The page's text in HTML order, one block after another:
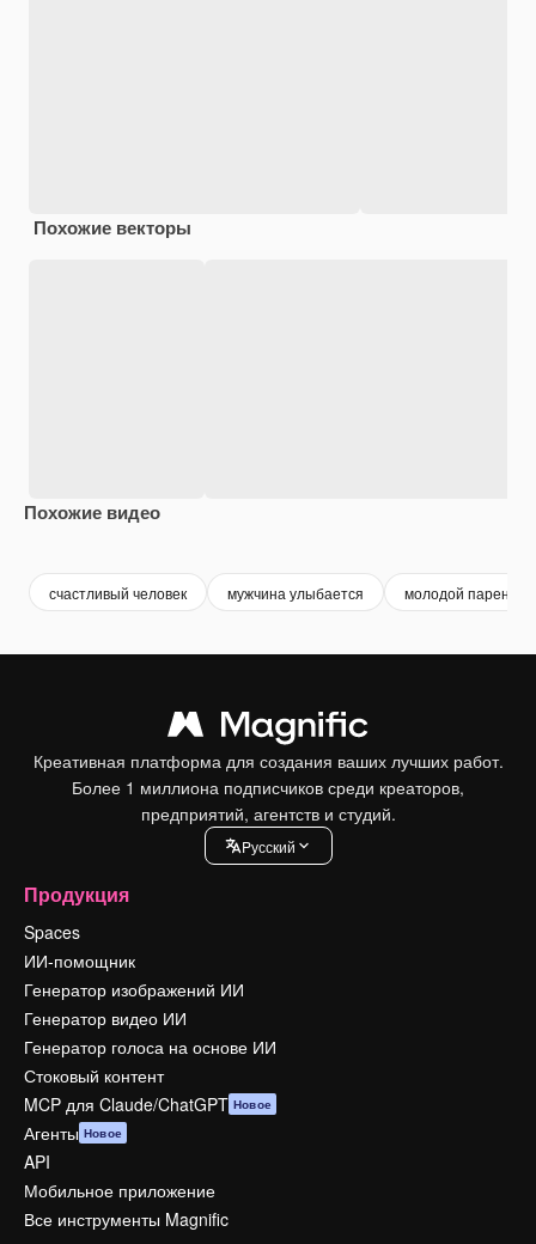
Похожие векторы
Похожие видео
счастливый человек мужчина улыбается молодой парень
Креативная платформа для создания ваших лучших работ.
Более 1 миллиона подписчиков среди креаторов,
предприятий, агентств и студий.
Pусский
Продукция
Spaces
ИИ-помощник
Генератор изображений ИИ
Генератор видео ИИ
Генератор голоса на основе ИИ
Стоковый контент
MCP для Claude/ChatGPT Новое
Агенты Новое
API
Мобильное приложение
Все инструменты Magnific